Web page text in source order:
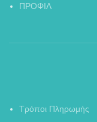
ΠΡΟΦΙΛ
Τρόποι Πληρωμής